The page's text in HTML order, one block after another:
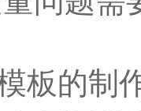
板的制